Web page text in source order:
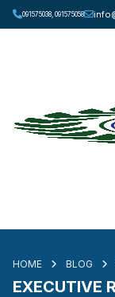
091575038, 091575058
HOME BLOG
EXECUTIVE